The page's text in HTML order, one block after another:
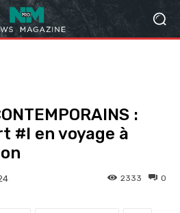
:
#I en voyage à
0
2333